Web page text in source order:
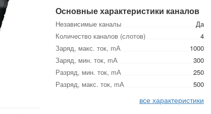
Основные характеристики каналов
Независимые каналы
Да
Количество каналов (слотов)
4
Заряд, макс. ток, mА
1000
Заряд, мин. ток, mА
300
Разряд, мин. ток, mА
250
Разряд, макс. ток, mА
500
все характеристики